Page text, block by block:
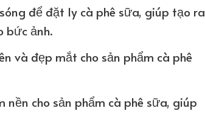
để đặt ly cà phê sữa, giúp tạo ra
bức ảnh.
và đẹp mắt cho sản phẩm cà phê
cho sản phẩm cà phê sữa, giúp